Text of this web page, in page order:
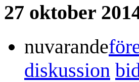
27 oktober
nuvarande
diskussion